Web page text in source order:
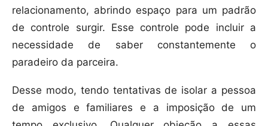
relacionamento, abrindo espaço para um padrão
de controle surgir. Esse controle pode incluir a
necessidade de saber constantemente o
paradeiro da parceira.
Desse modo, tendo tentativas de isolar a pessoa
de amigos e familiares e a imposição de um